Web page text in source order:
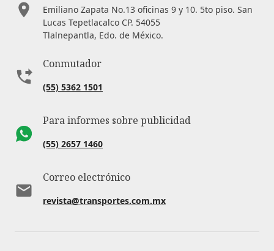
Emiliano Zapata No.13 oficinas 9 y 10. 5to piso. San
Lucas Tepetlacalco CP. 54055
Tlalnepantla, Edo. de México.
Conmutador
(55) 5362 1501
Para informes sobre publicidad
(55) 2657 1460
Correo electrónico
revista@transportes.com.mx